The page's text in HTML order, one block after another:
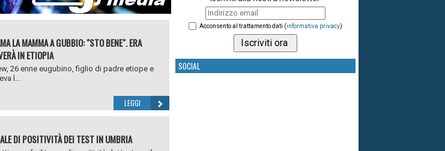
LA MAMMA A GUBBIO: "STO BENE". ERA
IN ETIOPIA
26 enne eugubino, figlio di padre etiope e
l...
LEGGI
DI POSITIVITÀ DEI TEST IN UMBRIA
Acconsento al trattamento dati (informativa privacy)
SOCIAL